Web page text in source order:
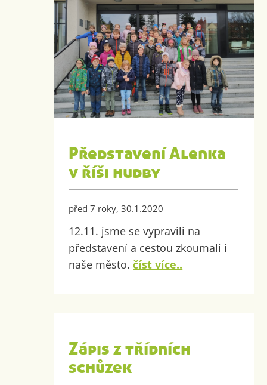
Představení Alenka
v říši hudby
před 7 roky, 30.1.2020
12.11. jsme se vypravili na
představení a cestou zkoumali i
naše město.číst více..
Zápis z třídních
schůzek